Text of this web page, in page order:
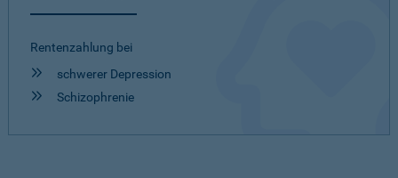
Rentenzahlung bei
schwerer Depression
Schizophrenie